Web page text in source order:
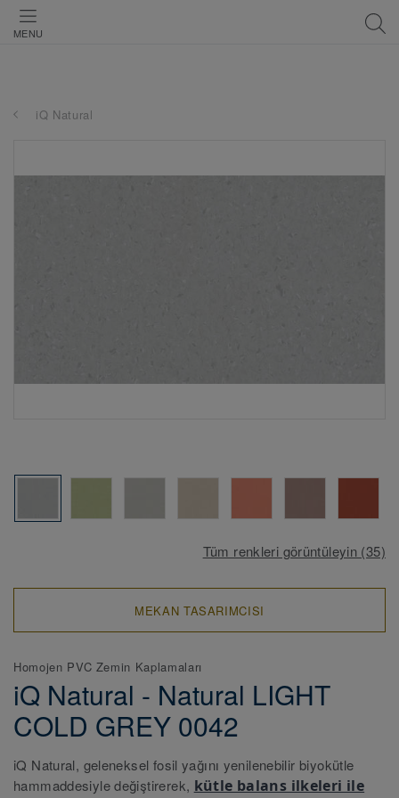
MENU
iQ Natural
Tüm renkleri görüntüleyin (35)
MEKAN TASARIMCISI
Homojen PVC Zemin Kaplamaları
iQ Natural - Natural LIGHT
COLD GREY 0042
iQ Natural, geleneksel fosil yağını yenilenebilir biyokütle
hammaddesiyle değiştirerek, kütle balans ilkeleri ile